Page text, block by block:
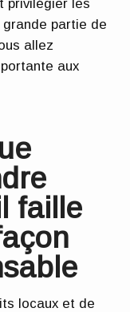
privilégier les
partie de
allez
aux
faille
locaux et de